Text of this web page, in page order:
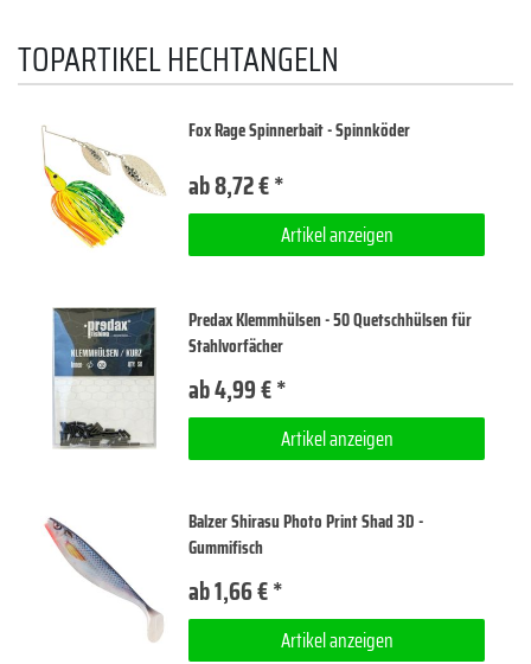
TOPARTIKEL HECHTANGELN
Fox Rage Spinnerbait - Spinnköder
ab 8,72 € *
Artikel anzeigen
Predax Klemmhülsen - 50 Quetschhülsen für
Stahlvorfächer
ab 4,99 € *
Artikel anzeigen
Balzer Shirasu Photo Print Shad 3D -
Gummifisch
ab 1,66 € *
Artikel anzeigen